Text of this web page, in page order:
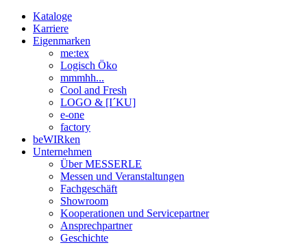
Kataloge
Karriere
Eigenmarken
me:tex
Logisch Öko
mmmhh...
Cool and Fresh
LOGO & [I´KU]
e-one
factory
beWIRken
Unternehmen
Über MESSERLE
Messen und Veranstaltungen
Fachgeschäft
Showroom
Kooperationen und Servicepartner
Ansprechpartner
Geschichte